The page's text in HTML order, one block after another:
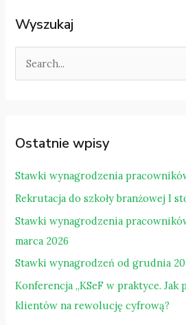
Wyszukaj
a
d
l
a
Ostatnie wpisy
Stawki wynagrodzenia
Rekrutacja do szkoły branżowej I
Stawki wynagrodzenia
marca 2026
Stawki wynagrodzeń od grudnia
Konferencja „KSeF w praktyce.
klientów na rewolucję cyfrową?